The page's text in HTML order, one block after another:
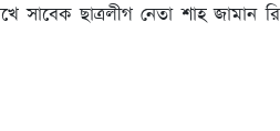
সাবেক ছাত্রলীগ নেতা শাহ জামান